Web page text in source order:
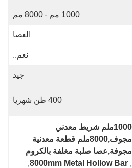
1000 مم - 8000 مم
العصا
نعم..
جيد
400 طن شهريا
1000ملم شريط معدني
مجوف,8000ملم قطعة معدنية
مجوفة,عصا صلبة مغلفة بالكروم
,
8000mm Metal Hollow Bar
,